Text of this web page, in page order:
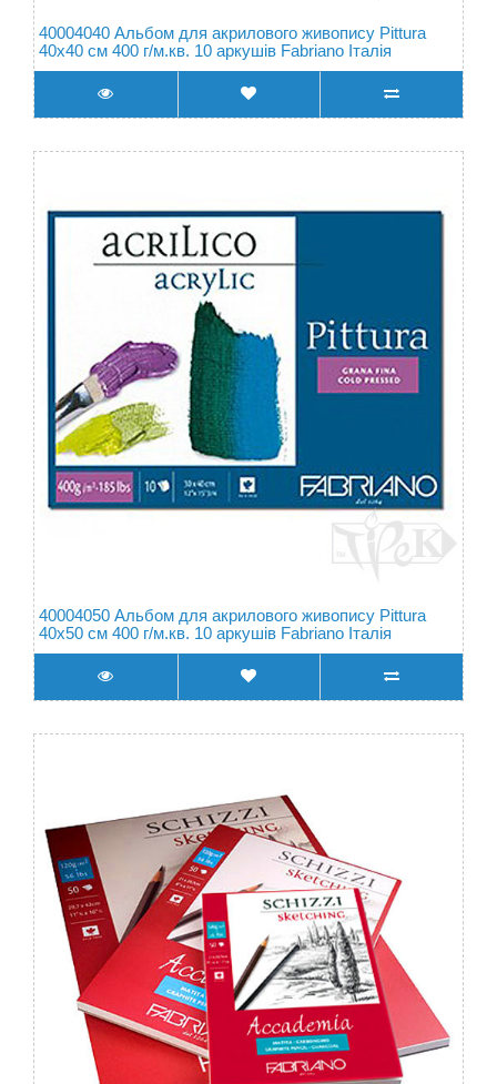
40004040 Альбом для акрилового живопису Pittura
40х40 см 400 г/м.кв. 10 аркушів Fabriano Італія
40004050 Альбом для акрилового живопису Pittura
40х50 см 400 г/м.кв. 10 аркушів Fabriano Італія